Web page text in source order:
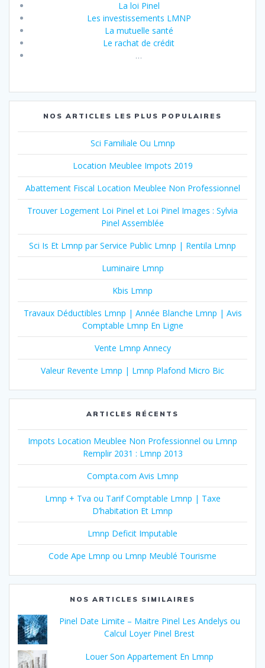
La loi Pinel
Les investissements LMNP
La mutuelle santé
Le rachat de crédit
…
NOS ARTICLES LES PLUS POPULAIRES
Sci Familiale Ou Lmnp
Location Meublee Impots 2019
Abattement Fiscal Location Meublee Non Professionnel
Trouver Logement Loi Pinel et Loi Pinel Images : Sylvia
Pinel Assemblée
Sci Is Et Lmnp par Service Public Lmnp | Rentila Lmnp
Luminaire Lmnp
Kbis Lmnp
Travaux Déductibles Lmnp | Année Blanche Lmnp | Avis
Comptable Lmnp En Ligne
Vente Lmnp Annecy
Valeur Revente Lmnp | Lmnp Plafond Micro Bic
ARTICLES RÉCENTS
Impots Location Meublee Non Professionnel ou Lmnp
Remplir 2031 : Lmnp 2013
Compta.com Avis Lmnp
Lmnp + Tva ou Tarif Comptable Lmnp | Taxe
D’habitation Et Lmnp
Lmnp Deficit Imputable
Code Ape Lmnp ou Lmnp Meublé Tourisme
NOS ARTICLES SIMILAIRES
Pinel Date Limite – Maitre Pinel Les Andelys ou
Calcul Loyer Pinel Brest
Louer Son Appartement En Lmnp